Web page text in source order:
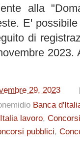
alla
E'
di
29, 2023
Banca
lavoro,
pubblici,